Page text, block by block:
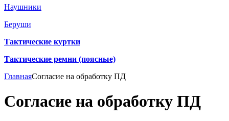
Наушники
Беруши
Тактические куртки
Тактические ремни (поясные)
ГлавнаяСогласие на обработку ПД
Согласие на обработку ПД